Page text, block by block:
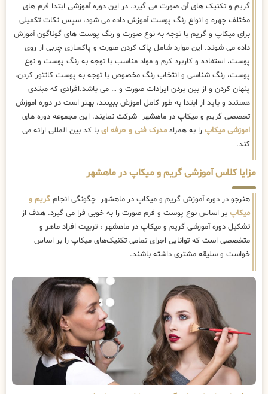
گریم و تکنیک های آن صورت می گیرد. در این دوره آموزشی ابتدا فرم های
مختلف چهره و انواع رنگ پوست آموزش داده می شود، سپس نکات تکمیلی
برای میکاپ و گریم با توجه به نوع صورت و رنگ پوست های گوناگون آموزش
داده می شوند. این موارد شامل پاک کردن صورت و پاکسازی چربی از روی
پوست، استفاده و کاربرد کرم و مواد مناسب با توجه به رنگ پوست و نوع
پوست، رنگ شناسی و انتخاب رنگ مخصوص با توجه به پوست کانتور کردن،
پنهان کردن و از بین بردن ایرادات صورت و … می باشد.افرادی که مبتدی
هستند و باید از ابتدا به طور کامل اموزش ببینند، بهتر است در دوره اموزش
تخصصی گریم و میکاپ در ماهشهر شرکت نمایند. این مجموعه دوره های
اموزشی میکاپ را به همراه مدرک فنی و حرفه ای با کد بین المللی ارائه می
کند.
مزایا کلاس آموزشی گریم و میکاپ در ماهشهر
هنرجو در دوره آموزش گریم و میکاپ در ماهشهر چگونگی انجام گریم و
میکاپ بر اساس نوع پوست و فرم صورت را به خوبی فرا می گیرد. هدف از
تشکیل دوره آموزشی گریم و میکاپ در ماهشهر ، تربیت افراد ماهر و
متخصصی است که توانایی اجرای تمامی تکنیک‌های میکاپ را بر اساس
خواست و سلیقه مشتری داشته باشند.